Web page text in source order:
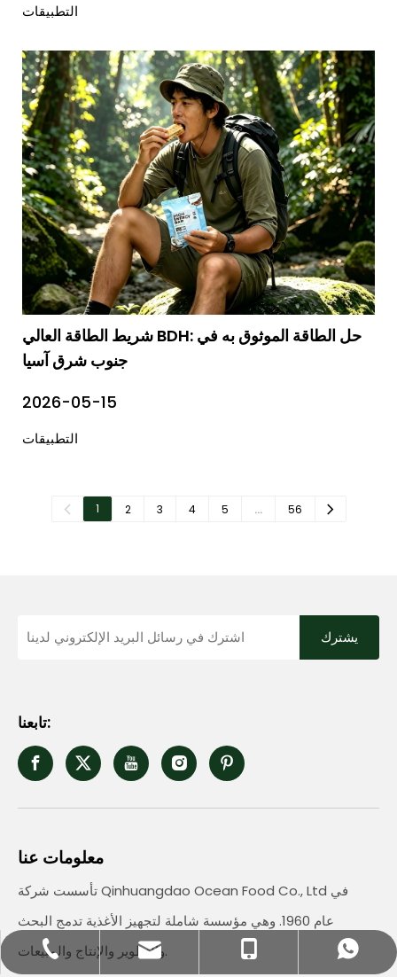
التطبيقات
شريط الطاقة العالي BDH: حل الطاقة الموثوق به في
جنوب شرق آسيا
2026-05-15
التطبيقات
1 2 3 4 5 … 56
يشترك
تابعنا:
معلومات عنا
تأسست شركة Qinhuangdao Ocean Food Co., Ltd في
عام 1960. وهي مؤسسة شاملة لتجهيز الأغذية تدمج البحث
والتطوير والإنتاج والمبيعات.
+86-335-3957085
bettyzhang@qhdhysp.com
+86- 13133515208
+86 13133515208